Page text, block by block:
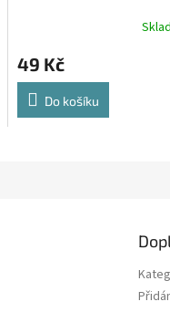
49 Kč
Do košíku